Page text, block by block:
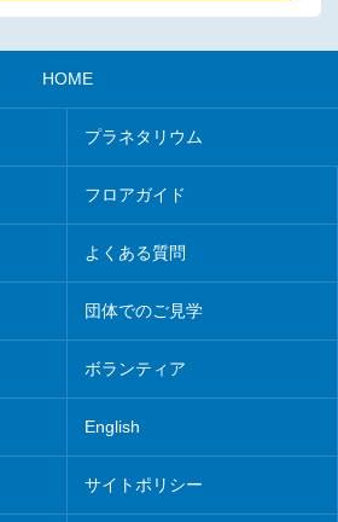
HOME
プラネタリウム
フロアガイド
よくある質問
団体でのご見学
ボランティア
English
サイトポリシー